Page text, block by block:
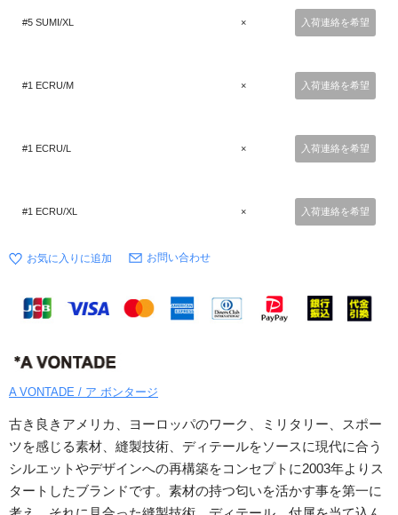
#5 SUMI/XL × 入荷連絡を希望
#1 ECRU/M × 入荷連絡を希望
#1 ECRU/L × 入荷連絡を希望
#1 ECRU/XL × 入荷連絡を希望
お問い合わせ
A VONTADE / ア ボンタージ
古き良きアメリカ、ヨーロッパのワーク、ミリタリー、スポー
ツを感じる素材、縫製技術、ディテールをソースに現代に合う
シルエットやデザインへの再構築をコンセプトに2003年よりス
タートしたブランドです。素材の持つ匂いを活かす事を第一に